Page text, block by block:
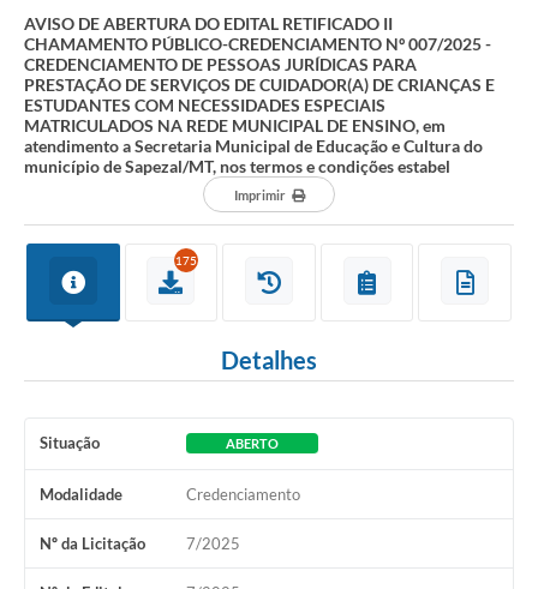
AVISO DE ABERTURA DO EDITAL RETIFICADO II
CHAMAMENTO PÚBLICO-CREDENCIAMENTO Nº 007/2025 -
CREDENCIAMENTO DE PESSOAS JURÍDICAS PARA
PRESTAÇÃO DE SERVIÇOS DE CUIDADOR(A) DE CRIANÇAS E
ESTUDANTES COM NECESSIDADES ESPECIAIS
MATRICULADOS NA REDE MUNICIPAL DE ENSINO, em
atendimento a Secretaria Municipal de Educação e Cultura do
município de Sapezal/MT, nos termos e condições estabel
Imprimir
175
Detalhes
Situação ABERTO
Modalidade Credenciamento
Nº da Licitação 7/2025